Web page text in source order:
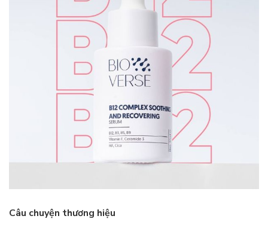
Câu chuyện thương hiệu